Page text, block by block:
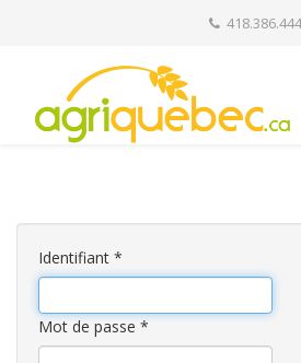
Identifiant *
Mot de passe *